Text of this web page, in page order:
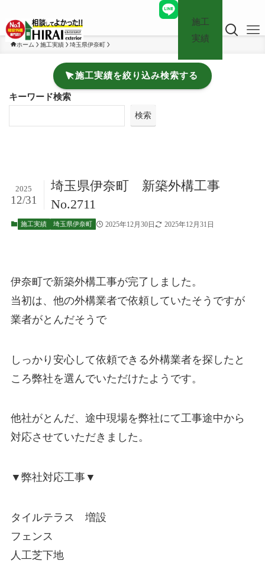
施工
実績
ホーム 施工実績 埼玉県伊奈町
施工実績を絞り込み検索する
キーワード検索
検索
埼玉県伊奈町 新築外構工事
No.2711
2025
12/31
施工実績 埼玉県伊奈町 2025年12月30日 2025年12月31日
伊奈町で新築外構工事が完了しました。
当初は、他の外構業者で依頼していたそうですが
業者がとんだそうで
しっかり安心して依頼できる外構業者を探したと
ころ弊社を選んでいただけたようです。
他社がとんだ、途中現場を弊社にて工事途中から
対応させていただきました。
▼弊社対応工事▼
タイルテラス 増設
フェンス
人工芝下地